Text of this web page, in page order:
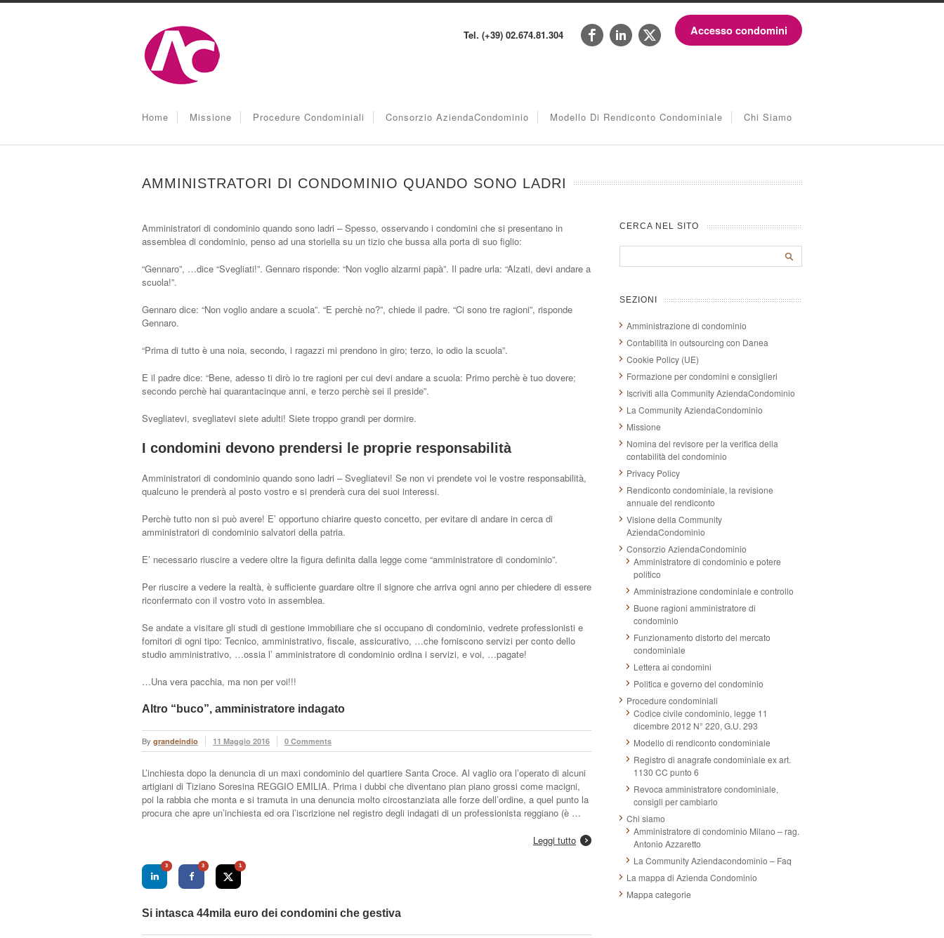
Tel. (+39) 02.674.81.304 Accesso condomini
Home Missione Procedure Condominiali Consorzio AziendaCondominio Modello Di Rendiconto Condominiale Chi Siamo
AMMINISTRATORI DI CONDOMINIO QUANDO SONO LADRI
Amministratori di condominio quando sono ladri – Spesso, osservando i condomini che si presentano in
assemblea di condominio, penso ad una storiella su un tizio che bussa alla porta di suo figlio:
“Gennaro”, …dice “Svegliati!”. Gennaro risponde: “Non voglio alzarmi papà”. Il padre urla: “Alzati, devi andare a
scuola!”.
Gennaro dice: “Non voglio andare a scuola”. “E perchè no?”, chiede il padre. “Ci sono tre ragioni”, risponde
Gennaro.
“Prima di tutto è una noia, secondo, i ragazzi mi prendono in giro; terzo, io odio la scuola”.
E il padre dice: “Bene, adesso ti dirò io tre ragioni per cui devi andare a scuola: Primo perchè è tuo dovere;
secondo perchè hai quarantacinque anni, e terzo perchè sei il preside”.
Svegliatevi, svegliatevi siete adulti! Siete troppo grandi per dormire.
I condomini devono prendersi le proprie responsabilità
Amministratori di condominio quando sono ladri – Svegliatevi! Se non vi prendete voi le vostre responsabilità,
qualcuno le prenderà al posto vostro e si prenderà cura dei suoi interessi.
Perchè tutto non si può avere! E’ opportuno chiarire questo concetto, per evitare di andare in cerca di
amministratori di condominio salvatori della patria.
E’ necessario riuscire a vedere oltre la figura definita dalla legge come “amministratore di condominio”.
Per riuscire a vedere la realtà, è sufficiente guardare oltre il signore che arriva ogni anno per chiedere di essere
riconfermato con il vostro voto in assemblea.
Se andate a visitare gli studi di gestione immobiliare che si occupano di condominio, vedrete professionisti e
fornitori di ogni tipo: Tecnico, amministrativo, fiscale, assicurativo, …che forniscono servizi per conto dello
studio amministrativo, …ossia l’ amministratore di condominio ordina i servizi, e voi, …pagate!
…Una vera pacchia, ma non per voi!!!
Altro “buco”, amministratore indagato
By grandeindio 11 Maggio 2016 0 Comments
L’inchiesta dopo la denuncia di un maxi condominio del quartiere Santa Croce. Al vaglio ora l’operato di alcuni
artigiani di Tiziano Soresina REGGIO EMILIA. Prima i dubbi che diventano pian piano grossi come macigni,
poi la rabbia che monta e si tramuta in una denuncia molto circostanziata alle forze dell’ordine, a quel punto la
procura che apre un’inchiesta ed ora l’iscrizione nel registro degli indagati di un professionista reggiano (è …
Leggi tutto
3 3 1
Si intasca 44mila euro dei condomini che gestiva
CERCA NEL SITO
SEZIONI
Amministrazione di condominio
Contabilità in outsourcing con Danea
Cookie Policy (UE)
Formazione per condomini e consiglieri
Iscriviti alla Community AziendaCondominio
La Community AziendaCondominio
Missione
Nomina del revisore per la verifica della
contabilità del condominio
Privacy Policy
Rendiconto condominiale, la revisione
annuale del rendiconto
Visione della Community
AziendaCondominio
Consorzio AziendaCondominio
Amministratore di condominio e potere
politico
Amministrazione condominiale e controllo
Buone ragioni amministratore di
condominio
Funzionamento distorto del mercato
condominiale
Lettera ai condomini
Politica e governo del condominio
Procedure condominiali
Codice civile condominio, legge 11
dicembre 2012 N° 220, G.U. 293
Modello di rendiconto condominiale
Registro di anagrafe condominiale ex art.
1130 CC punto 6
Revoca amministratore condominiale,
consigli per cambiarlo
Chi siamo
Amministratore di condominio Milano – rag.
Antonio Azzaretto
La Community Aziendacondominio – Faq
La mappa di Azienda Condominio
Mappa categorie